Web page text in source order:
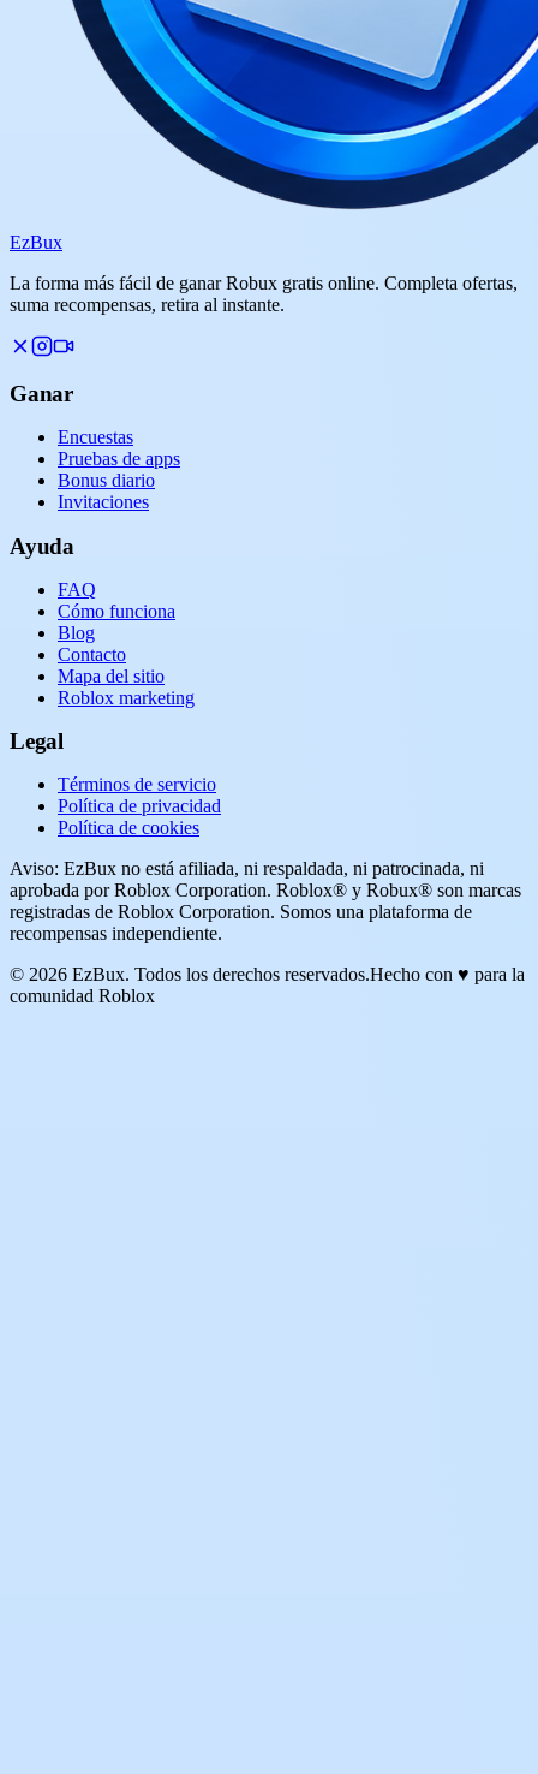
EzBux
La forma más fácil de ganar Robux gratis online. Completa ofertas,
suma recompensas, retira al instante.
Ganar
Encuestas
Pruebas de apps
Bonus diario
Invitaciones
Ayuda
FAQ
Cómo funciona
Blog
Contacto
Mapa del sitio
Roblox marketing
Legal
Términos de servicio
Política de privacidad
Política de cookies
Aviso: EzBux no está afiliada, ni respaldada, ni patrocinada, ni
aprobada por Roblox Corporation. Roblox® y Robux® son marcas
registradas de Roblox Corporation. Somos una plataforma de
recompensas independiente.
© 2026 EzBux. Todos los derechos reservados.Hecho con ♥ para la
comunidad Roblox